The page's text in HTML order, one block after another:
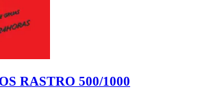
RASTRO 500/1000